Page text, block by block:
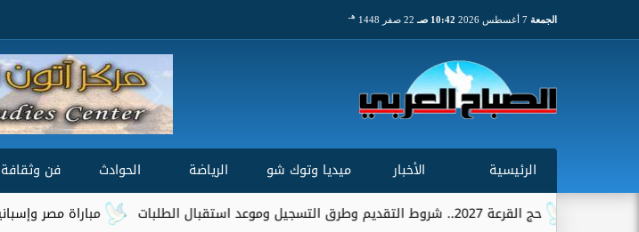
الجمعة 10:42 صـ 22 صفر 1448 هـ
الرئيسية الأخبار ميديا وتوك شو الرياضة الحوادث فن وثقافة
مباراة مصر وإسبانيا.. موعد المواجهة